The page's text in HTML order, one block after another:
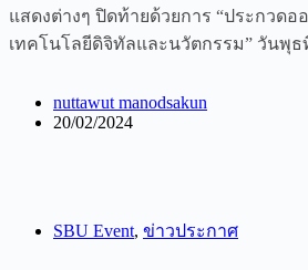
แสดงต่างๆ ปิดท้ายด้วยการ “ประกวด
เทคโนโลยีดิจิทัลและนวัตกรรม” วันพุ
nuttawut manodsakun
20/02/2024
SBU Event, ข่าวประกาศ